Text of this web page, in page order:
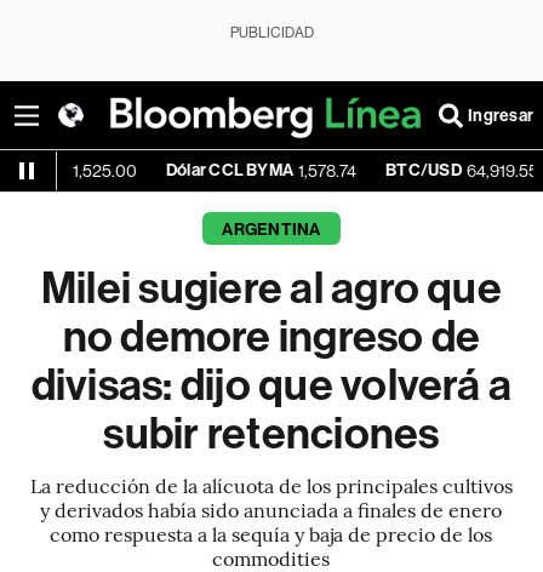
PUBLICIDAD
Ingresar
Dólar CCL BYMA 1,578.74 BTC/USD 64,919.55 -
ARGENTINA
Milei sugiere al agro que
no demore ingreso de
divisas: dijo que volverá a
subir retenciones
La reducción de la alícuota de los principales cultivos
y derivados había sido anunciada a finales de enero
como respuesta a la sequía y baja de precio de los
commodities